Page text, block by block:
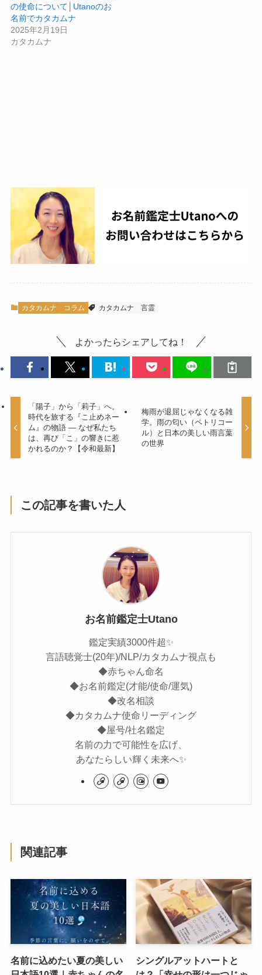
の使命について│Utanoのお
名前でカタカムナ
2025年2月19日
カタカムナ
カタカムナ コラム カタカムナ 言霊
よかったらシェアしてね！
「陽子」から「莉子」へ。
時代を旅する『こ止めネー
ム』の物語 — なぜ私たち
は、再び「こ」の響きに惹
かれるのか？【令和最新】
梅雨が退屈じゃなくなる雑
学。雨の匂い（ペトリコー
ル）と日本の美しい雨言葉
の世界
この記事を書いた人
お名前鑑定士Utano
鑑定実績3000件超✨
言語聴覚士(20年)/NLP/カタカムナ視点も
◆赤ちゃん命名
◆お名前鑑定(才能/使命/運気)
◆改名相談
◆カタカムナ使命リーディング
◆屋号/社名鑑定
名前の力で可能性を広げ、
あなたらしい輝く未来へ✨
関連記事
名前に込めたい夏の美しい
シングルアットハートと